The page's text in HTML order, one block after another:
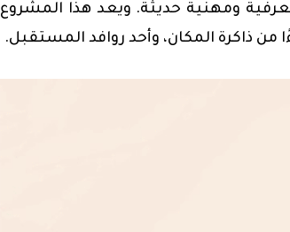
ومهنية حديثة. ويعد هذا المشروع
من ذاكرة المكان، وأحد روافد المستقبل.